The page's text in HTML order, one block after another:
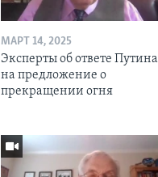
МАРТ 14, 2025
Эксперты об ответе Путина
на предложение о
прекращении огня